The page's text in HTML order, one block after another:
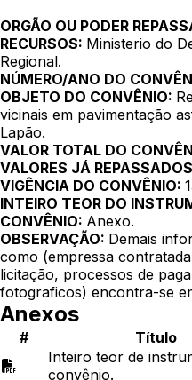
ORGÃO OU PODER
RECURSOS: Ministerio do
Regional.
NÚMERO/ANO DO
OBJETO DO CONVÊNIO:
vicinais em pavimentação
Lapão.
VALOR TOTAL DO
VALORES JÁ
VIGÊNCIA DO CONVÊNIO:
INTEIRO TEOR DO
CONVÊNIO: Anexo.
OBSERVAÇÃO: Demais
como (empressa
licitação, processos de
fotograficos) encontra-se
Anexos
# Título
Inteiro teor de
convênio.